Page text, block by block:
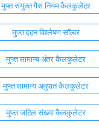
मुफ्त संयुक्त गैस नियम कैलकुलेटर
मुफ्त दहन विश्लेषण सॉल्वर
मुफ्त सामान्य अंतर कैलकुलेटर
मुफ्त सामान्य अनुपात कैलकुलेटर
मुफ्त जटिल संख्या कैलकुलेटर